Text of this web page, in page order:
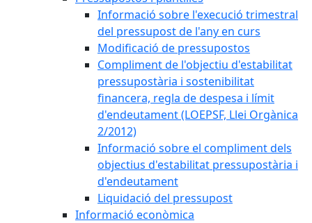
Informació sobre l'execució trimestral
del pressupost de l'any en curs
Modificació de pressupostos
Compliment de l'objectiu d'estabilitat
pressupostària i sostenibilitat
financera, regla de despesa i límit
d'endeutament (LOEPSF, Llei Orgànica
2/2012)
Informació sobre el compliment dels
objectius d'estabilitat pressupostària i
d'endeutament
Liquidació del pressupost
Informació econòmica